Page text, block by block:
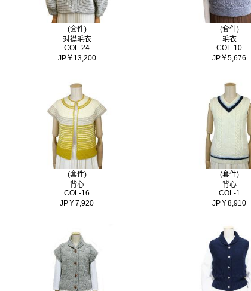
(套件)
对襟毛衣
COL-24
JP￥13,200
(套件)
毛衣
COL-10
JP￥5,676
(套件)
背心
COL-16
JP￥7,920
(套件)
背心
COL-1
JP￥8,910